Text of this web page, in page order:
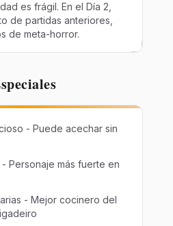
es frágil. En el Día 2,
de partidas anteriores,
de meta-horror.
- Puede acechar sin
Personaje más fuerte en
- Mejor cocinero del